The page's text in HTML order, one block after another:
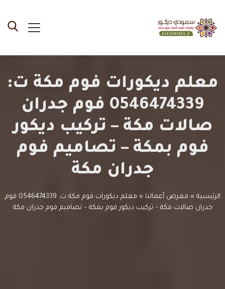
معلم ديكورات فوم مكة ت:
0546474339 فوم جدران
صالات مكة – تركيب ديكور
فوم بمكة – تصاميم فوم
جدران مكة
الرئيسية » معرض أعمالنا »
معلم ديكورات فوم مكة ت: 0546474339 فوم
جدران صالات مكة – تركيب ديكور فوم بمكة – تصاميم فوم جدران مكة